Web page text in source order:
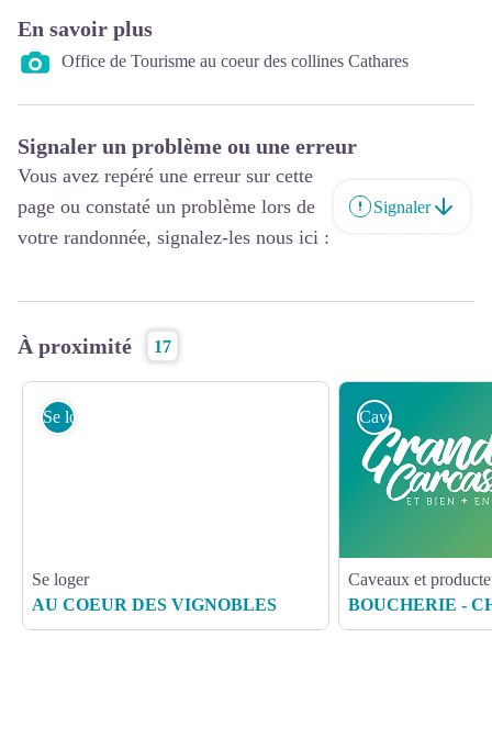
En savoir plus
Office de Tourisme au coeur des collines Cathares
Signaler un problème ou une erreur
Vous avez repéré une erreur sur cette
page ou constaté un problème lors de
votre randonnée, signalez-les nous ici :
Signaler
À proximité 17
Se loger
Se loger
AU COEUR DES VIGNOBLES
Caveaux et
Caveaux et
BOUCHERIE -